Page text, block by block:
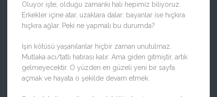
Oluyor işte, olduğu zamanki hali hepimiz biliyoruz.
Erkekler içine atar, uzaklara dalar; bayanlar ise hıçkıra
hıçkıra ağlar. Peki ne yapmalı bu durumda?
İşin kötüsü yaşanılanlar hiçbir zaman unutulmaz.
Mutlaka acı/tatlı hatırası kalır. Ama giden gitmiştir, artık
gelmeyecektir. O yüzden en güzeli yeni bir sayfa
açmak ve hayata o şekilde devam etmek.